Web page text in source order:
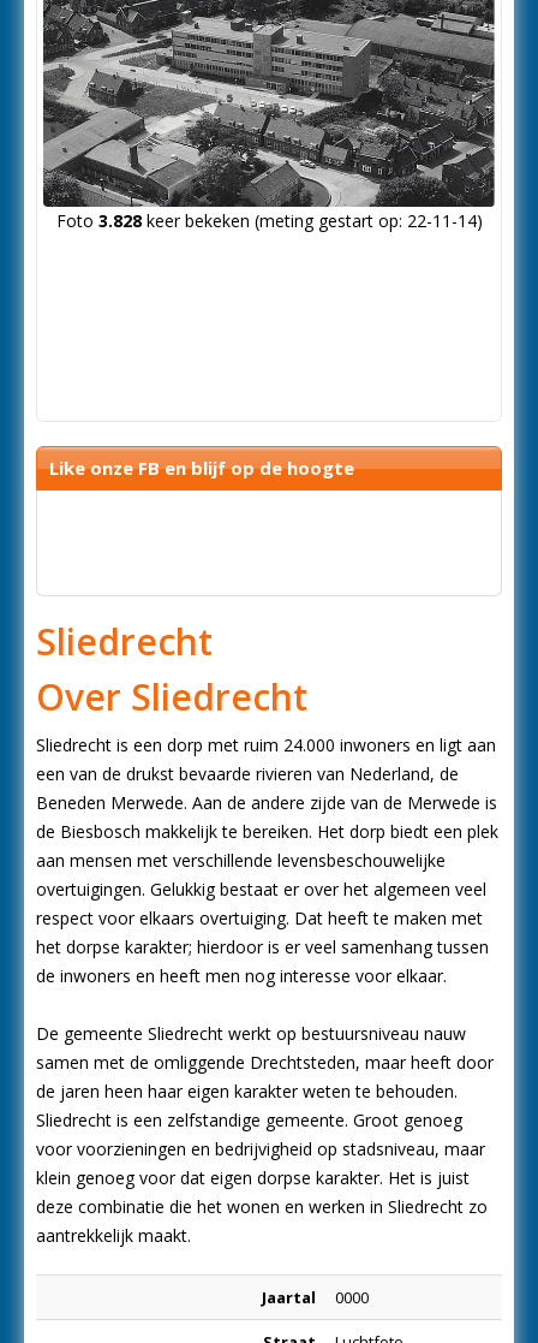
Foto 3.828keer bekeken (meting gestart op: 22-11-14)
Like onze FB en blijf op de hoogte
Sliedrecht
Over Sliedrecht
Sliedrecht is een dorp met ruim 24.000 inwoners en ligt aan
een van de drukst bevaarde rivieren van Nederland, de
Beneden Merwede. Aan de andere zijde van de Merwede is
de Biesbosch makkelijk te bereiken. Het dorp biedt een plek
aan mensen met verschillende levensbeschouwelijke
overtuigingen. Gelukkig bestaat er over het algemeen veel
respect voor elkaars overtuiging. Dat heeft te maken met
het dorpse karakter; hierdoor is er veel samenhang tussen
de inwoners en heeft men nog interesse voor elkaar.
De gemeente Sliedrecht werkt op bestuursniveau nauw
samen met de omliggende Drechtsteden, maar heeft door
de jaren heen haar eigen karakter weten te behouden.
Sliedrecht is een zelfstandige gemeente. Groot genoeg
voor voorzieningen en bedrijvigheid op stadsniveau, maar
klein genoeg voor dat eigen dorpse karakter. Het is juist
deze combinatie die het wonen en werken in Sliedrecht zo
aantrekkelijk maakt.
Jaartal 0000